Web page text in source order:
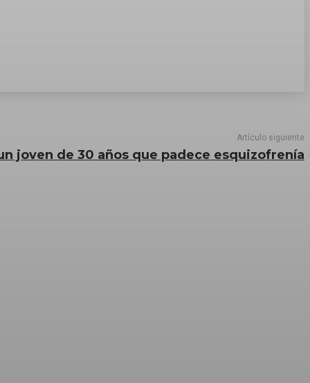
Artículo siguiente
joven de 30 años que padece esquizofrenía